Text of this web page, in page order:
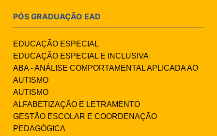
PÓS GRADUAÇÃO EAD
EDUCAÇÃO ESPECIAL
EDUCAÇÃO ESPECIAL E INCLUSIVA
ABA - ANÁLISE COMPORTAMENTAL APLICADA AO
AUTISMO
AUTISMO
ALFABETIZAÇÃO E LETRAMENTO
GESTÃO ESCOLAR E COORDENAÇÃO
PEDAGÓGICA